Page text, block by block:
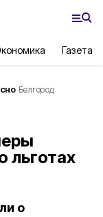
Газета
Белгород
льготах
о